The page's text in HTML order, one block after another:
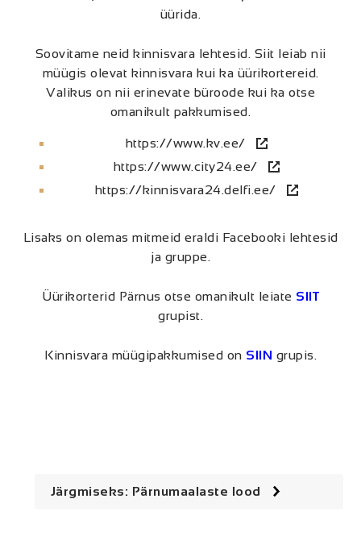
üürida.
Soovitame neid kinnisvara lehtesid. Siit leiab nii
müügis olevat kinnisvara kui ka üürikortereid.
Valikus on nii erinevate büroode kui ka otse
omanikult pakkumised.
https://www.kv.ee/
https://www.city24.ee/
https://kinnisvara24.delfi.ee/
Lisaks on olemas mitmeid eraldi Facebooki lehtesid
ja gruppe.
Üürikorterid Pärnus otse omanikult leiate SIIT
grupist.
Kinnisvara müügipakkumised on SIIN grupis.
Järgmiseks: Pärnumaalaste lood